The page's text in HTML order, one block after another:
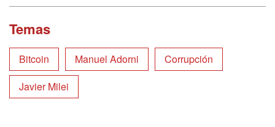
Temas
Bitcoin Manuel Adorni
Corrupción
Javier Milei